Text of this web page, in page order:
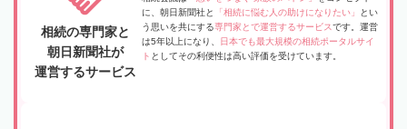
相続の専門家と
朝日新聞社が
運営するサービス
に、朝日新聞社と
「相続に悩む人の助けになりたい」
とい
う思いを共にする専門家とで運営するサービスです。運営
は5年以上になり、
日本でも最大規模の相続ポータルサイ
ト としてその利便性は高い評価を受けています。